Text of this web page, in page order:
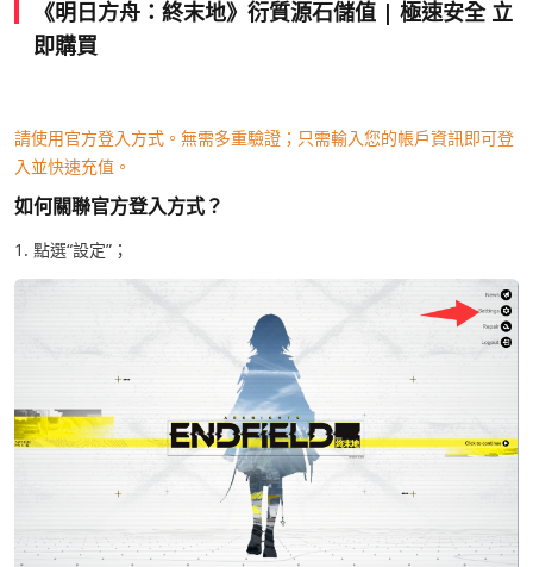
《明日方舟：終末地》衍質源石儲值 | 極速安全 立
即購買
請使用官方登入方式。無需多重驗證；只需輸入您的帳戶資訊即可登
入並快速充值。
如何關聯官方登入方式？
1. 點選“設定”；